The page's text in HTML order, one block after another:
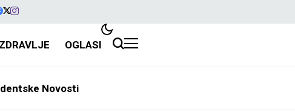
ZDRAVLJE OGLASI
Novosti